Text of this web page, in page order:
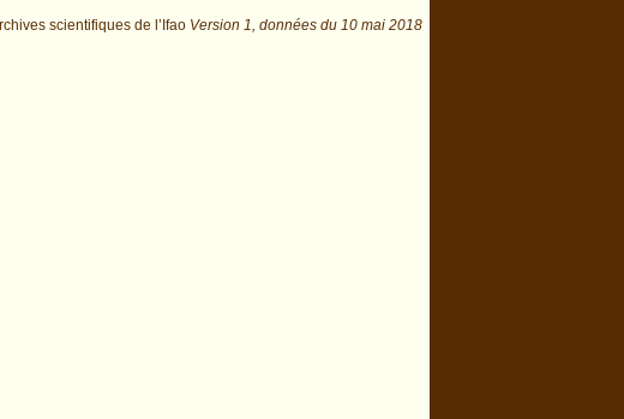
scientifiques de l’Ifao Version 1,données du 10 mai 2018